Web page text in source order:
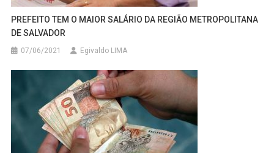
PREFEITO TEM O MAIOR SALÁRIO DA REGIÃO METROPOLITANA
DE SALVADOR
07/06/2021 Egivaldo LIMA